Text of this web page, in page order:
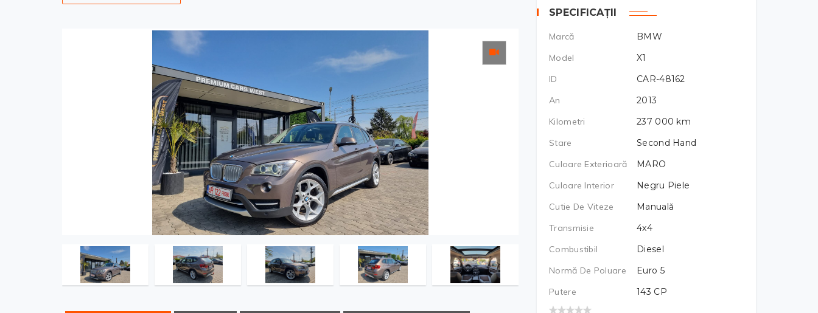
SPECIFICAȚII
Marcă
BMW
Model
X1
ID
CAR-48162
An
2013
Kilometri
237 000 km
Stare
Second Hand
Culoare Exterioară
MARO
Culoare Interior
Negru Piele
Cutie De Viteze
Manuală
Transmisie
4x4
Combustibil
Diesel
Normă De Poluare
Euro 5
Putere
143 CP